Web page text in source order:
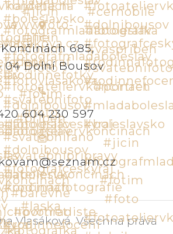
685,
04 Dolní Bousov
604 230 597
Vlasáková.Všechna práva